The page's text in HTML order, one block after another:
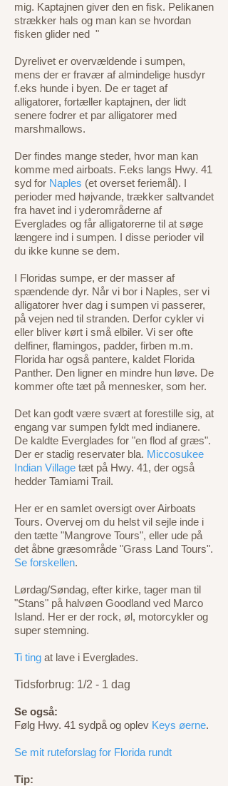
mig. Kaptajnen giver den en fisk. Pelikanen
strækker hals og man kan se hvordan
fisken glider ned "
Dyrelivet er overvældende i sumpen,
mens der er fravær af almindelige husdyr
f.eks hunde i byen. De er taget af
alligatorer, fortæller kaptajnen, der lidt
senere fodrer et par alligatorer med
marshmallows.
Der findes mange steder, hvor man kan
komme med airboats. F.eks langs Hwy. 41
syd for Naples (et overset feriemål). I
perioder med højvande, trækker saltvandet
fra havet ind i yderområderne af
Everglades og får alligatorerne til at søge
længere ind i sumpen. I disse perioder vil
du ikke kunne se dem.
I Floridas sumpe, er der masser af
spændende dyr. Når vi bor i Naples, ser vi
alligatorer hver dag i sumpen vi passerer,
på vejen ned til stranden. Derfor cykler vi
eller bliver kørt i små elbiler. Vi ser ofte
delfiner, flamingos, padder, firben m.m.
Florida har også pantere, kaldet Florida
Panther. Den ligner en mindre hun løve. De
kommer ofte tæt på mennesker, som her.
Det kan godt være svært at forestille sig, at
engang var sumpen fyldt med indianere.
De kaldte Everglades for "en flod af græs".
Der er stadig reservater bla. Miccosukee
Indian Village tæt på Hwy. 41, der også
hedder Tamiami Trail.
Her er en samlet oversigt over Airboats
Tours. Overvej om du helst vil sejle inde i
den tætte "Mangrove Tours", eller ude på
det åbne græsområde "Grass Land Tours".
Se forskellen.
Lørdag/Søndag, efter kirke, tager man til
"Stans" på halvøen Goodland ved Marco
Island. Her er der rock, øl, motorcykler og
super stemning.
Ti ting at lave i Everglades.
Tidsforbrug: 1/2 - 1 dag
Se også:
Følg Hwy. 41 sydpå og oplev Keys øerne.
Se mit ruteforslag for Florida rundt
Tip: